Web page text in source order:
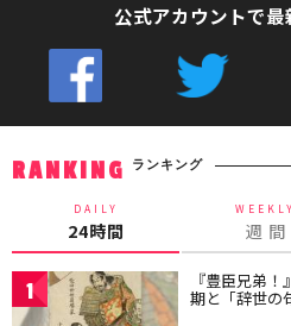
公式アカウントで最
RANKING ランキング
DAILY
24時間
WEEKLY
週 間
1 『豊臣兄弟
期と「辞世の